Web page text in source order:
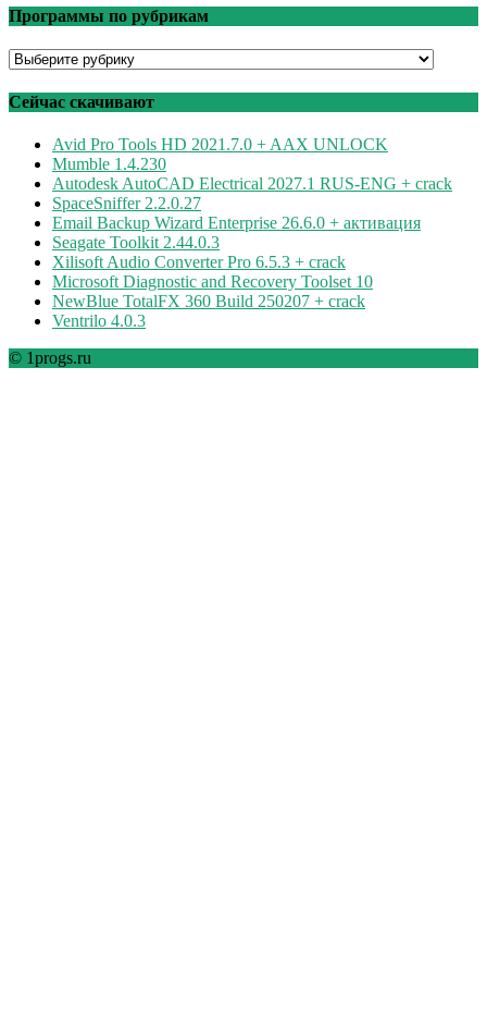
Программы по рубрикам
Программы
рубрикам
Сейчас скачивают
Avid Pro Tools HD 2021.7.0 + AAX UNLOCK
Mumble 1.4.230
Autodesk AutoCAD Electrical 2027.1 RUS-ENG + crack
SpaceSniffer 2.2.0.27
Email Backup Wizard Enterprise 26.6.0 + активация
Seagate Toolkit 2.44.0.3
Xilisoft Audio Converter Pro 6.5.3 + crack
Microsoft Diagnostic and Recovery Toolset 10
NewBlue TotalFX 360 Build 250207 + crack
Ventrilo 4.0.3
© 1progs.ru